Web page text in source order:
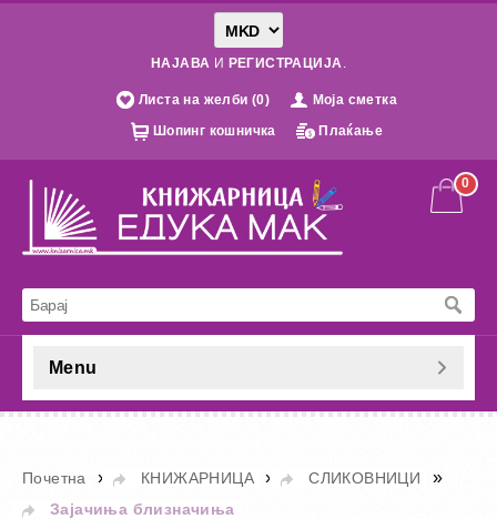
НАЈАВА И РЕГИСТРАЦИЈА.
Листа на желби (0)
Моја сметка
Шопинг кошничка
Плаќање
0
Menu
Почетна » КНИЖАРНИЦА » СЛИКОВНИЦИ »
Зајачиња близначиња